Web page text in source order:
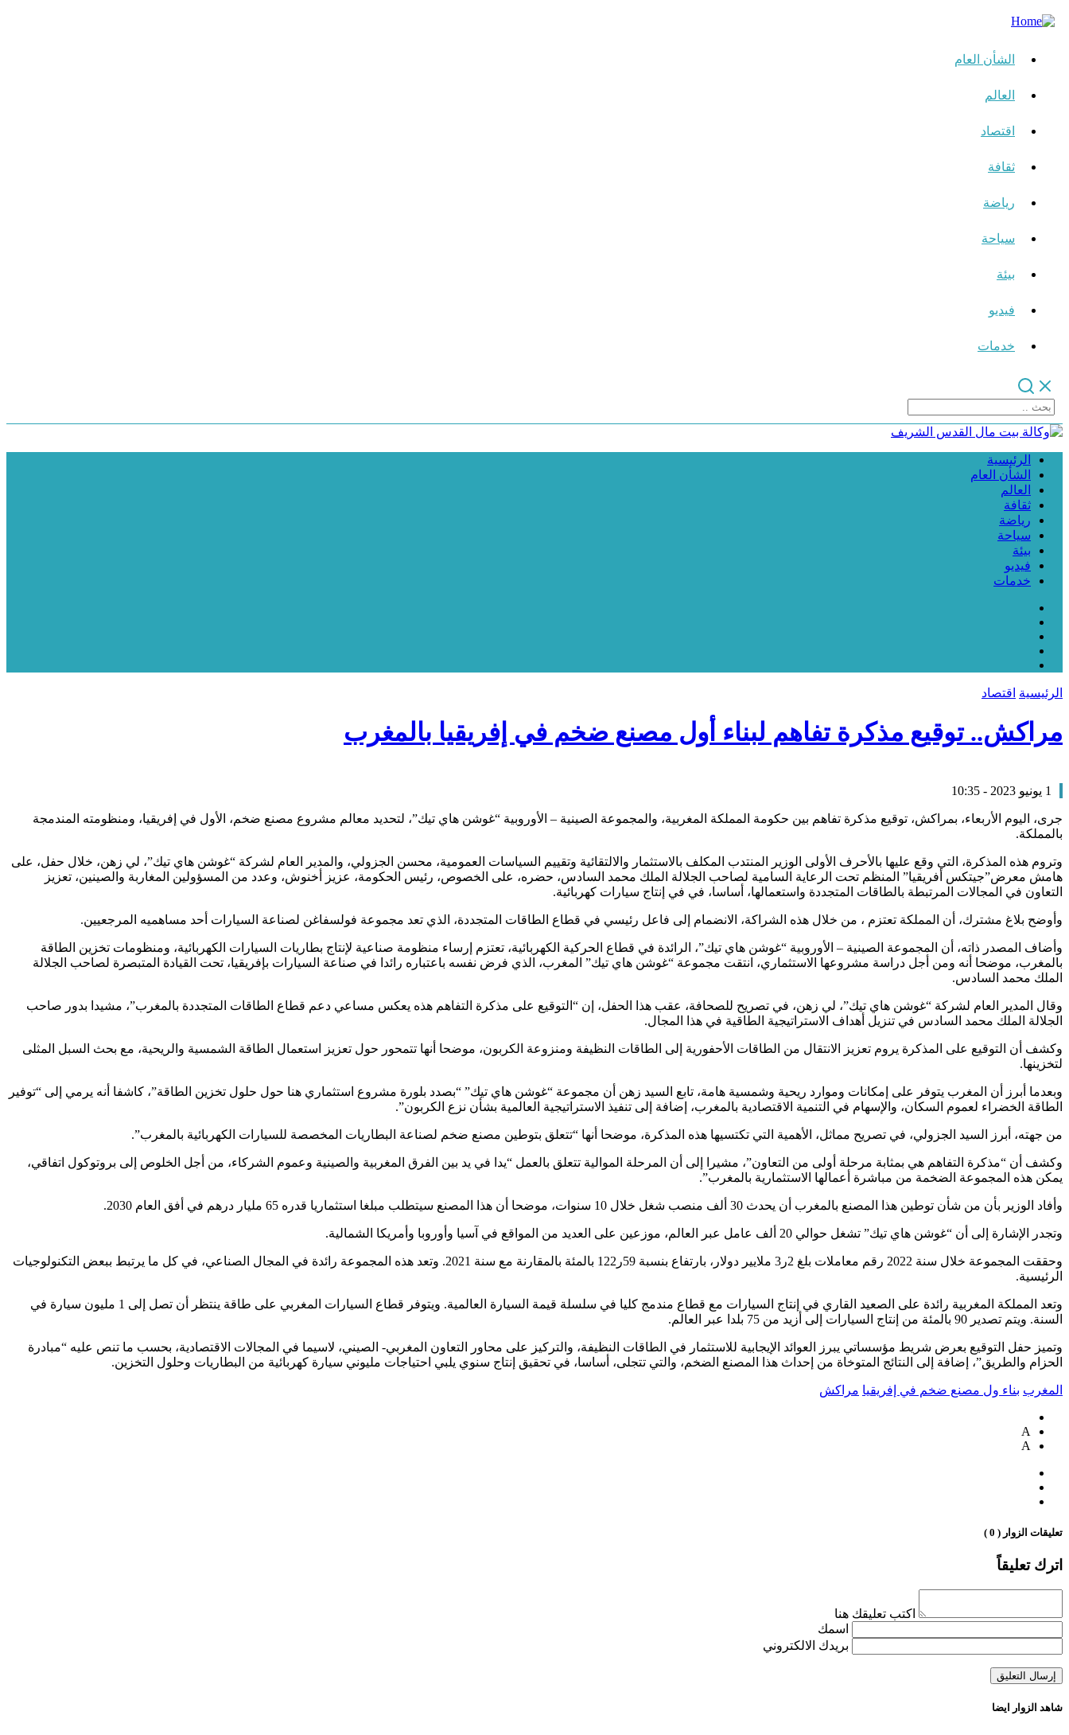
الشأن العام
العالم
اقتصاد
ثقافة
رياضة
سياحة
بيئة
فيديو
خدمات
الرئيسية
الشأن العام
العالم
ثقافة
رياضة
سياحة
بيئة
فيديو
خدمات
الرئيسية اقتصاد
مراكش.. توقيع مذكرة تفاهم لبناء أول مصنع ضخم في إفريقيا بالمغرب
1 يونيو 2023 - 10:35
جرى، اليوم الأربعاء، بمراكش، توقيع مذكرة تفاهم بين حكومة المملكة المغربية، والمجموعة الصينية – الأوروبية “غوشن هاي تيك”، لتحديد معالم مشروع مصنع ضخم، الأول في إفريقيا، ومنظومته المندمجة
بالمملكة.
وتروم هذه المذكرة، التي وقع عليها بالأحرف الأولى الوزير المنتدب المكلف بالاستثمار والالتقائية وتقييم السياسات العمومية، محسن الجزولي، والمدير العام لشركة “غوشن هاي تيك”، لي زهن، خلال حفل، على
هامش معرض”جيتكس أفريقيا” المنظم تحت الرعاية السامية لصاحب الجلالة الملك محمد السادس، حضره، على الخصوص، رئيس الحكومة، عزيز أخنوش، وعدد من المسؤولين المغاربة والصينين، تعزيز
التعاون في المجالات المرتبطة بالطاقات المتجددة واستعمالها، أساسا، في في إنتاج سيارات كهربائية.
وأوضح بلاغ مشترك، أن المملكة تعتزم ، من خلال هذه الشراكة، الانضمام إلى فاعل رئيسي في قطاع الطاقات المتجددة، الذي تعد مجموعة فولسفاغن لصناعة السيارات أحد مساهميه المرجعيين.
وأضاف المصدر ذاته، أن المجموعة الصينية – الأوروبية “غوشن هاي تيك”، الرائدة في قطاع الحركية الكهربائية، تعتزم إرساء منظومة صناعية لإنتاج بطاريات السيارات الكهربائية، ومنظومات تخزين الطاقة
بالمغرب، موضحا أنه ومن أجل دراسة مشروعها الاستثماري، انتقت مجموعة “غوشن هاي تيك” المغرب، الذي فرض نفسه باعتباره رائدا في صناعة السيارات بإفريقيا، تحت القيادة المتبصرة لصاحب الجلالة
الملك محمد السادس.
وقال المدير العام لشركة “غوشن هاي تيك”، لي زهن، في تصريح للصحافة، عقب هذا الحفل، إن “التوقيع على مذكرة التفاهم هذه يعكس مساعي دعم قطاع الطاقات المتجددة بالمغرب”، مشيدا بدور صاحب
الجلالة الملك محمد السادس في تنزيل أهداف الاستراتيجية الطاقية في هذا المجال.
وكشف أن التوقيع على المذكرة يروم تعزيز الانتقال من الطاقات الأحفورية إلى الطاقات النظيفة ومنزوعة الكربون، موضحا أنها تتمحور حول تعزيز استعمال الطاقة الشمسية والريحية، مع بحث السبل المثلى
لتخزينها.
وبعدما أبرز أن المغرب يتوفر على إمكانات وموارد ريحية وشمسية هامة، تابع السيد زهن أن مجموعة “غوشن هاي تيك” “بصدد بلورة مشروع استثماري هنا حول حلول تخزين الطاقة”، كاشفا أنه يرمي إلى “توفير
الطاقة الخضراء لعموم السكان، والإسهام في التنمية الاقتصادية بالمغرب، إضافة إلى تنفيذ الاستراتيجية العالمية بشأن نزع الكربون”.
من جهته، أبرز السيد الجزولي، في تصريح مماثل، الأهمية التي تكتسيها هذه المذكرة، موضحا أنها “تتعلق بتوطين مصنع ضخم لصناعة البطاريات المخصصة للسيارات الكهربائية بالمغرب”.
وكشف أن “مذكرة التفاهم هي بمثابة مرحلة أولى من التعاون”، مشيرا إلى أن المرحلة الموالية تتعلق بالعمل “يدا في يد بين الفرق المغربية والصينية وعموم الشركاء، من أجل الخلوص إلى بروتوكول اتفاقي،
يمكن هذه المجموعة الضخمة من مباشرة أعمالها الاستثمارية بالمغرب”.
وأفاد الوزير بأن من شأن توطين هذا المصنع بالمغرب أن يحدث 30 ألف منصب شغل خلال 10 سنوات، موضحا أن هذا المصنع سيتطلب مبلغا استثماريا قدره 65 مليار درهم في أفق العام 2030.
وتجدر الإشارة إلى أن “غوشن هاي تيك” تشغل حوالي 20 ألف عامل عبر العالم، موزعين على العديد من المواقع في آسيا وأوروبا وأمريكا الشمالية.
وحققت المجموعة خلال سنة 2022 رقم معاملات بلغ 2ر3 ملايير دولار، بارتفاع بنسبة 59ر122 بالمئة بالمقارنة مع سنة 2021. وتعد هذه المجموعة رائدة في المجال الصناعي، في كل ما يرتبط ببعض التكنولوجيات
الرئيسية.
وتعد المملكة المغربية رائدة على الصعيد القاري في إنتاج السيارات مع قطاع مندمج كليا في سلسلة قيمة السيارة العالمية. ويتوفر قطاع السيارات المغربي على طاقة ينتظر أن تصل إلى 1 مليون سيارة في
السنة. ويتم تصدير 90 بالمئة من إنتاج السيارات إلى أزيد من 75 بلدا عبر العالم.
وتميز حفل التوقيع بعرض شريط مؤسساتي يبرز العوائد الإيجابية للاستثمار في الطاقات النظيفة، والتركيز على محاور التعاون المغربي- الصيني، لاسيما في المجالات الاقتصادية، بحسب ما تنص عليه “مبادرة
الحزام والطريق”، إضافة إلى النتائج المتوخاة من إحداث هذا المصنع الضخم، والتي تتجلى، أساسا، في تحقيق إنتاج سنوي يلبي احتياجات مليوني سيارة كهربائية من البطاريات وحلول التخزين.
المغرب بناء ول مصنع ضخم في إفريقيا مراكش
A
A
تعليقات الزوار ( 0 )
اترك تعليقاً
اكتب تعليقك هنا
اسمك
بريدك الالكتروني
شاهد الزوار ايضا